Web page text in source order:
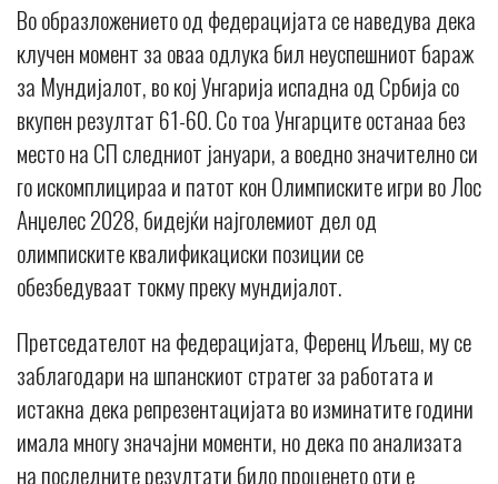
Во образложението од федерацијата се наведува дека
клучен момент за оваа одлука бил неуспешниот бараж
за Мундијалот, во кој Унгарија испадна од Србија со
вкупен резултат 61-60. Со тоа Унгарците останаа без
место на СП следниот јануари, а воедно значително си
го искомплицираа и патот кон Олимписките игри во Лос
Анџелес 2028, бидејќи најголемиот дел од
олимписките квалификациски позиции се
обезбедуваат токму преку мундијалот.
Претседателот на федерацијата, Ференц Иљеш, му се
заблагодари на шпанскиот стратег за работата и
истакна дека репрезентацијата во изминатите години
имала многу значајни моменти, но дека по анализата
на последните резултати било проценето оти е